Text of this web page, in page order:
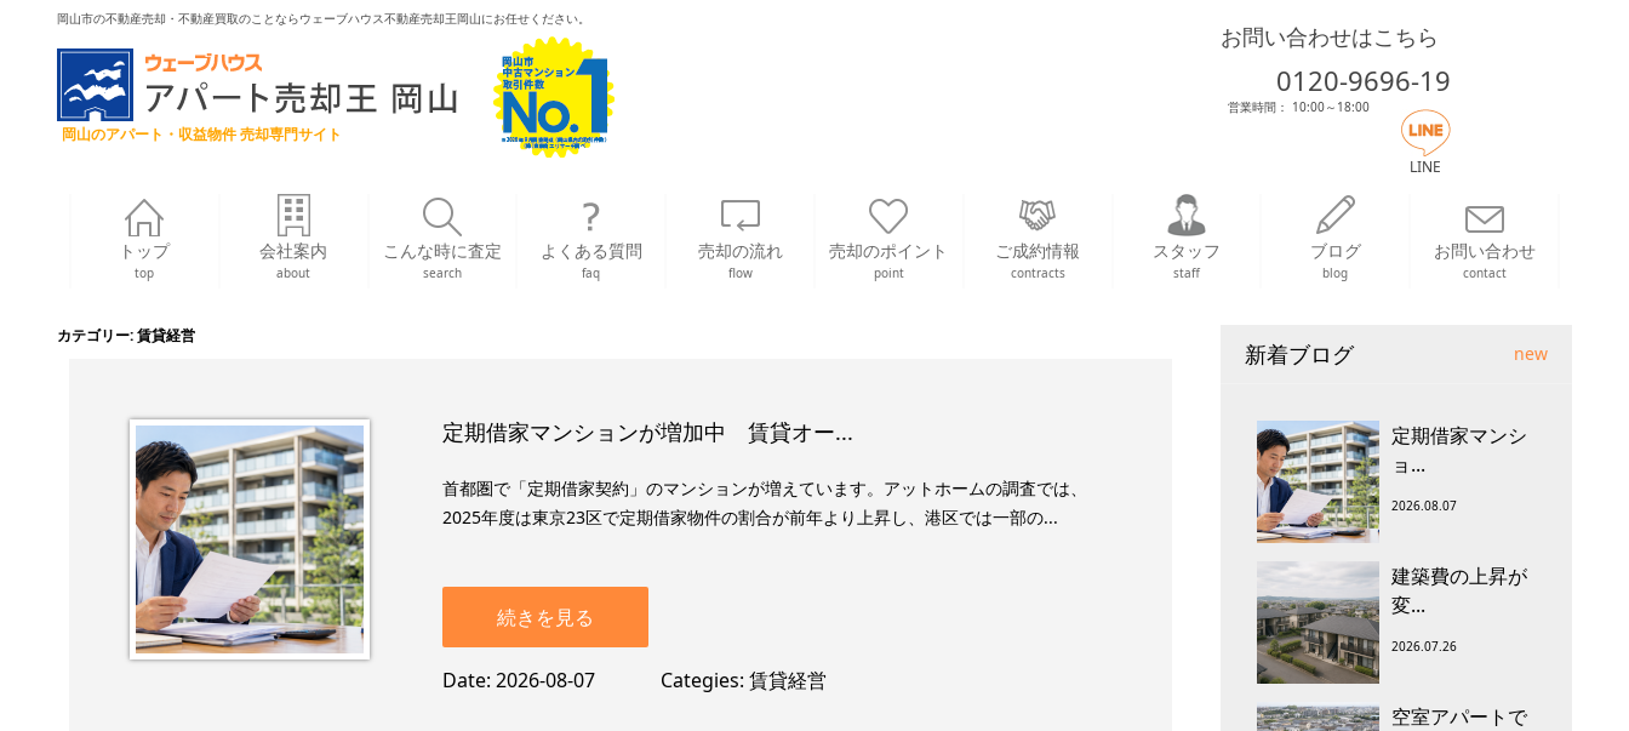
岡山市の不動産売却・不動産買取のことならウェーブハウス不動産売却王岡山にお任せください。
岡山のアパート・収益物件 売却専門サイト
お問い合わせはこちら
0120-9696-19
営業時間： 10:00～18:00
LINE
トップ
top
会社案内
about
こんな時に査定
search
よくある質問
faq
売却の流れ
flow
売却のポイント
point
ご成約情報
contracts
スタッフ
staff
ブログ
blog
お問い合わせ
contact
カテゴリー:賃貸経営
定期借家マンションが増加中 賃貸オー...
首都圏で「定期借家契約」のマンションが増えています。アットホームの調査では、
2025年度は東京23区で定期借家物件の割合が前年より上昇し、港区では一部の...
続きを見る
Date 2026-08-07 Categies 賃貸経営
新着ブログ new
定期借家マンシ
ョ...
2026.08.07
建築費の上昇が
変...
2026.07.26
空室アパートで